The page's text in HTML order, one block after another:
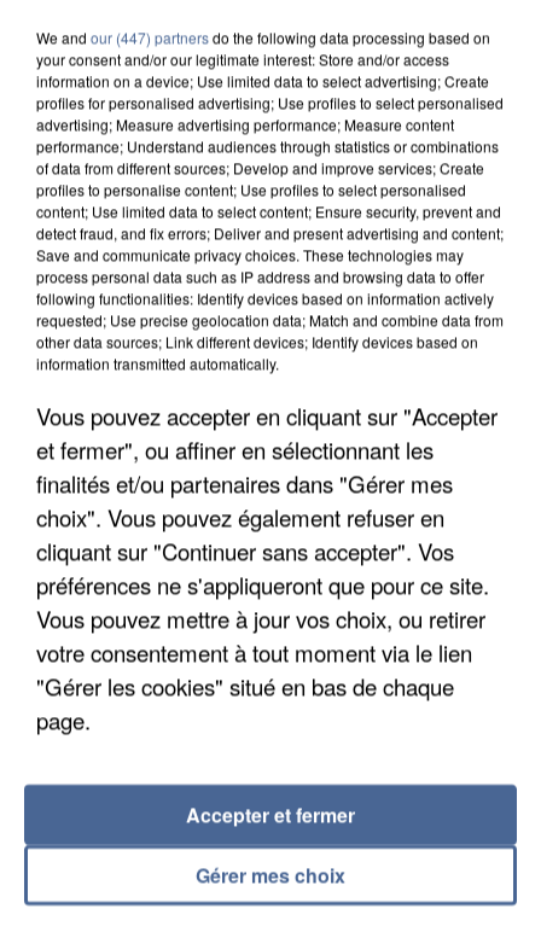
LES DONNÉES DE 300 000 CLIENTS DÉROBÉES À
INTERMARCHÉ APRÈS UNE...
GABRIEL ATTAL ET RAPHAËL GLUCKSMANN
VISÉS PAR DES INGÉRENCES...
We and our (447) partnersdo the following data processing based on
your consent and/or our legitimate interest: Store and/or access
information on a device; Use limited data to select advertising; Create
profiles for personalised advertising; Use profiles to select personalised
advertising; Measure advertising performance; Measure content
performance; Understand audiences through statistics or combinations
of data from different sources; Develop and improve services; Create
profiles to personalise content; Use profiles to select personalised
content; Use limited data to select content; Ensure security, prevent and
detect fraud, and fix errors; Deliver and present advertising and content;
Save and communicate privacy choices. These technologies may
process personal data such as IP address and browsing data to offer
following functionalities: Identify devices based on information actively
requested; Use precise geolocation data; Match and combine data from
other data sources; Link different devices; Identify devices based on
information transmitted automatically.
Vous pouvez accepter en cliquant sur "Accepter
et fermer", ou affiner en sélectionnant les
finalités et/ou partenaires dans "Gérer mes
choix". Vous pouvez également refuser en
cliquant sur "Continuer sans accepter". Vos
préférences ne s'appliqueront que pour ce site.
Vous pouvez mettre à jour vos choix, ou retirer
votre consentement à tout moment via le lien
"Gérer les cookies" situé en bas de chaque
page.
Gérer mes choix
Accepter et fermer